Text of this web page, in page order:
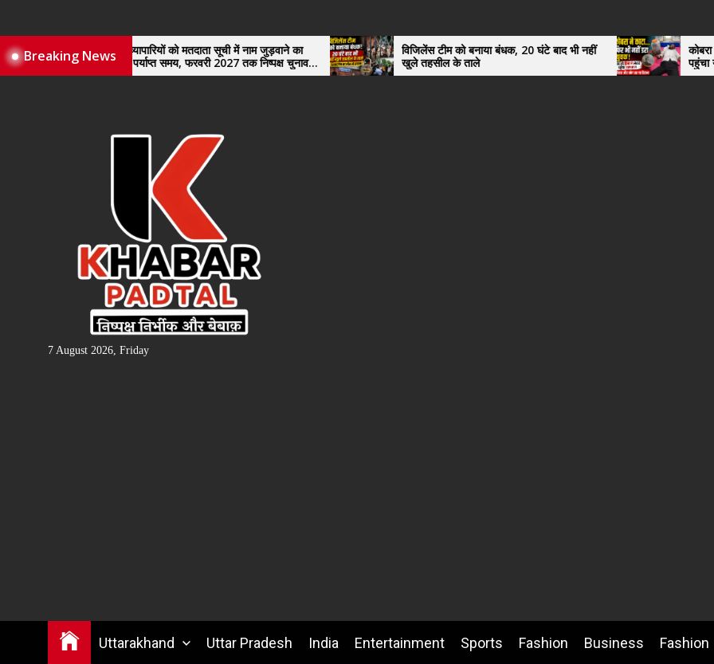
the
content
Breaking News
नए व्यापारियों को मतदाता सूची में नाम जुड़वाने का
मिले पर्याप्त समय, फरवरी 2027 तक निष्पक्ष चुनाव
कराने की उठाई मांग, सौंपा ज्ञापन।
विजिलेंस टीम को बनाया बंधक, 20 घंटे बाद भी नहीं
खुले तहसील के ताले
कोबरा ने काटा तो उसी
पहुंचा युवक, अस्पताल में
हैरान
7 August 2026, Friday
Uttarakhand Uttar Pradesh India Entertainment Sports Fashion Business Fashion